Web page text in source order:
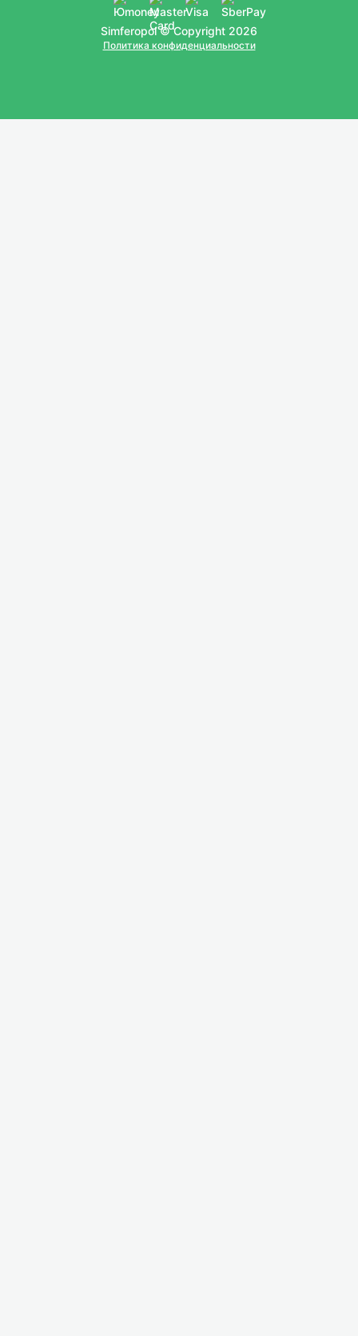
Simferopol © Copyright 2026
Политика конфиденциальности